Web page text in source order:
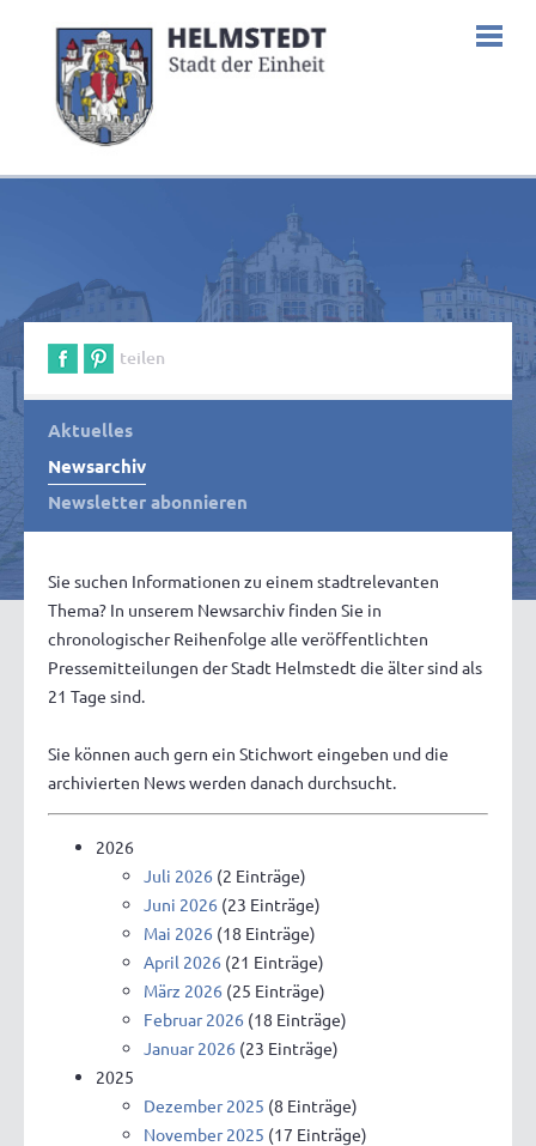
teilen
Aktuelles
Newsarchiv
Newsletter abonnieren
Sie suchen Informationen zu einem stadtrelevanten
Thema? In unserem Newsarchiv finden Sie in
chronologischer Reihenfolge alle veröffentlichten
Pressemitteilungen der Stadt Helmstedt die älter sind als
21 Tage sind.
Sie können auch gern ein Stichwort eingeben und die
archivierten News werden danach durchsucht.
2026
Juli 2026 (2 Einträge)
Juni 2026 (23 Einträge)
Mai 2026 (18 Einträge)
April 2026 (21 Einträge)
März 2026 (25 Einträge)
Februar 2026 (18 Einträge)
Januar 2026 (23 Einträge)
2025
Dezember 2025 (8 Einträge)
November 2025 (17 Einträge)